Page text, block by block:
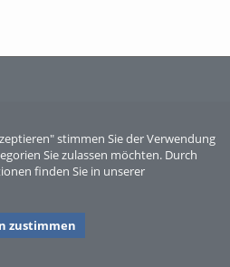
stimmen Sie der Verwendung
Sie zulassen möchten. Durch
finden Sie in unserer
zustimmen
Sperber